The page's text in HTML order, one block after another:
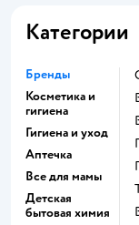
Категории
Бренды
Косметика и
гигиена
Гигиена и уход
Аптечка
Все для мамы
Детская
бытовая химия